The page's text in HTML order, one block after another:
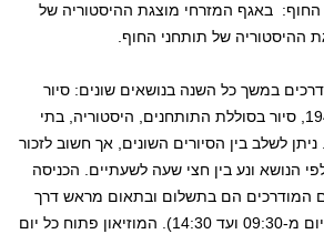
החוף: באגף המזרחי מוצגת ההיסטוריה של
ההיסטוריה של תותחני החוף.
במשך כל השנה בנושאים שונים: סיור
בעקבות המאורעות ב-1940, סיור בסוללת התותחנים, היסטוריה, בתי
לשלב בין הסיורים השונים, אך חשוב לזכור
הנושא ונע בין חצי שעה לשעתיים. הכניסה
המודרכים הם בתשלום ובתאום מראש דרך
משרד הקבלה (פתוח כל יום מ-09:30 ועד 14:30). המוזיאון פתוח כל יום